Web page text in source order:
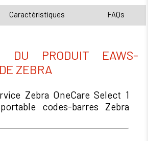
Caractéristiques FAQs
DU PRODUIT EAWS-
ZEBRA
Zebra OneCare Select 1
codes-barres Zebra